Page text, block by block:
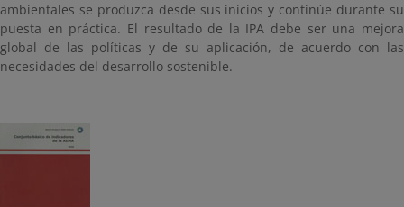
ambientales se produzca desde sus inicios y continúe durante su
puesta en práctica. El resultado de la IPA debe ser una mejora
global de las políticas y de su aplicación, de acuerdo con las
necesidades del desarrollo sostenible.